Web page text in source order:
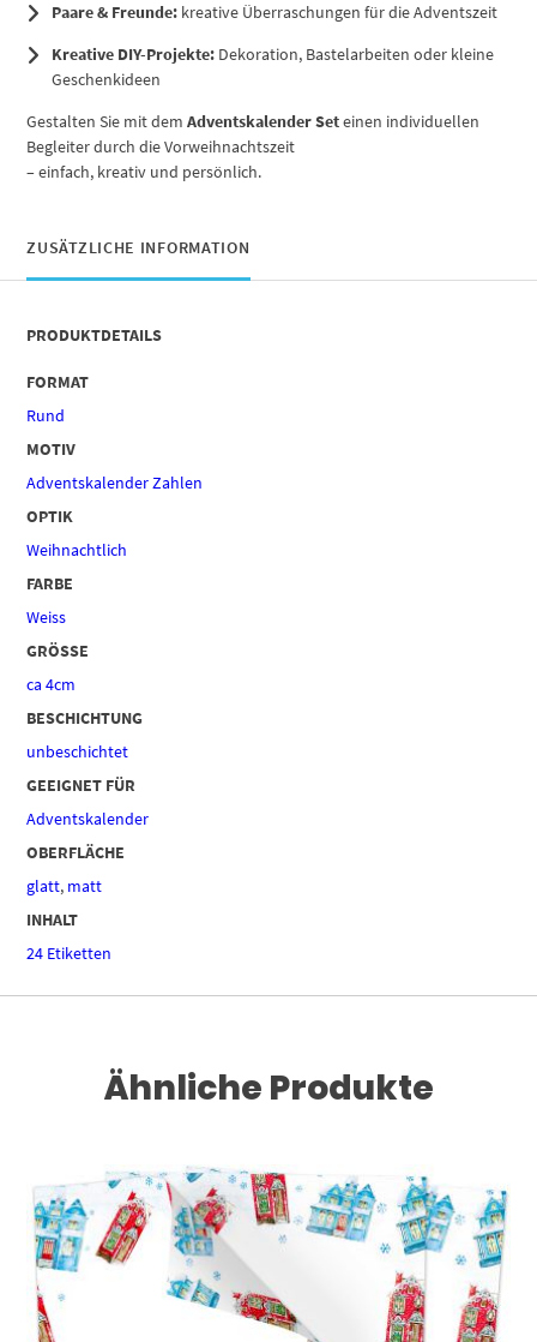
Paare & Freunde: kreative Überraschungen für die Adventszeit
Kreative DIY-Projekte: Dekoration, Bastelarbeiten oder kleine
Geschenkideen
Gestalten Sie mit demAdventskalender Seteinen individuellen
Begleiter durch die Vorweihnachtszeit
– einfach, kreativ und persönlich.
ZUSÄTZLICHE INFORMATION
PRODUKTDETAILS
FORMAT
Rund
MOTIV
Adventskalender Zahlen
OPTIK
Weihnachtlich
FARBE
Weiss
GRÖSSE
ca 4cm
BESCHICHTUNG
unbeschichtet
GEEIGNET FÜR
Adventskalender
OBERFLÄCHE
glatt, matt
INHALT
24 Etiketten
Ähnliche Produkte